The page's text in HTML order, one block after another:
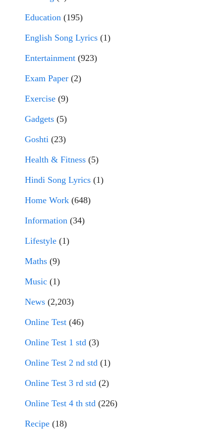
Education (195)
English Song Lyrics (1)
Entertainment (923)
Exam Paper (2)
Exercise (9)
Gadgets (5)
Goshti (23)
Health & Fitness (5)
Hindi Song Lyrics (1)
Home Work (648)
Information (34)
Lifestyle (1)
Maths (9)
Music (1)
News (2,203)
Online Test (46)
Online Test 1 std (3)
Online Test 2 nd std (1)
Online Test 3 rd std (2)
Online Test 4 th std (226)
Recipe (18)